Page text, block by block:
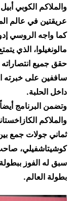
والملاكم الكوبي
عريقتين في عالم
كما واجه الروسي
مالونغيلوا، الذي
حقق جميع
ساففين على خبرته
داخل الحلبة.
وتضمن البرنامج
والملاكم
ثماني جولات جمع
كوشيتاشفيلي،
سبق له الفوز
بطولة العالم.